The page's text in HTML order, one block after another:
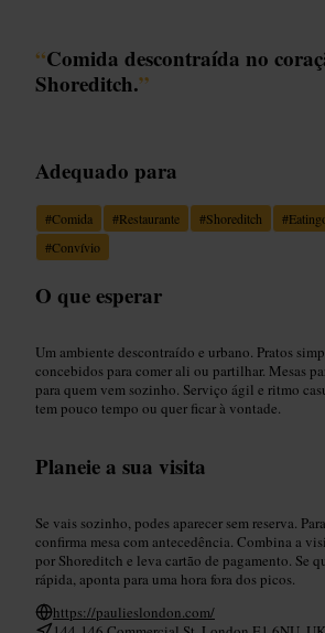
“Comida descontraída no
Shoreditch.”
Adequado para
#Comida #Restaurante #Shoreditch #
#Convívio
O que esperar
Um ambiente descontraído e urbano. Pratos
concebidos para comer ali ou partilhar. Mesas
para quem vem sozinho. Serviço ágil e ritmo
tem pouco tempo ou quer ficar à vontade.
Planeie a sua visita
Se vais sozinho, podes aparecer sem reserva.
confirma mesa com antecedência. Combina a
por Shoreditch e leva cartão de pagamento. Se
rápida, aponta para uma hora fora dos picos.
https://paulieslondon.com/